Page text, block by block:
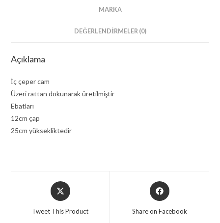
MARKA
DEĞERLENDIRMELER (0)
Açıklama
İç çeper cam
Üzeri rattan dokunarak üretilmiştir
Ebatları
12cm çap
25cm yüksekliktedir
Opens
in
a
Tweet This Product
Opens
in
Share on Facebook